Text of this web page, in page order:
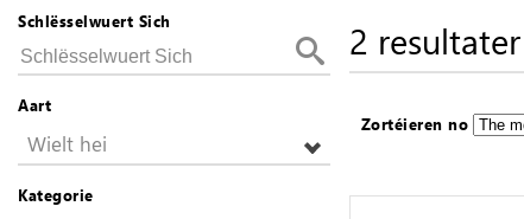
Schlësselwuert Sich
Aart
Wielt hei
Kategorie
2 resultater
Zortéieren no